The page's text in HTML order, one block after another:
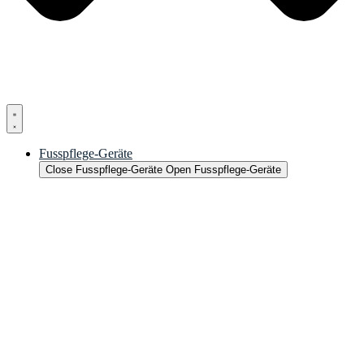
Fusspflege-Geräte
Close Fusspflege-Geräte Open Fusspflege-Geräte